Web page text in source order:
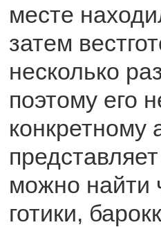
месте
затем
несколько
поэтому его
можно найти
готики,